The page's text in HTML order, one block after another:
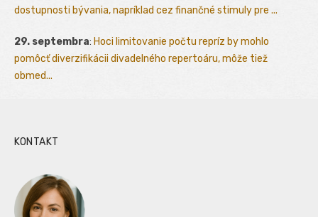
dostupnosti bývania, napríklad cez finančné stimuly pre ...
29. septembra: Hoci limitovanie počtu repríz by mohlo
pomôcť diverzifikácii divadelného repertoáru, môže tiež
obmed...
KONTAKT